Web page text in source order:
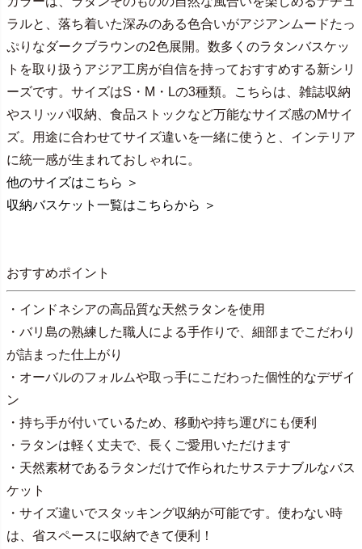
ラルと、落ち着いた深みのある色合いがアジアンムードたっ
ぷりなダークブラウンの2色展開。数多くのラタンバスケッ
トを取り扱うアジア工房が自信を持っておすすめする新シリ
ーズです。サイズはS・M・Lの3種類。こちらは、雑誌収納
やスリッパ収納、食品ストックなど万能なサイズ感のMサイ
ズ。用途に合わせてサイズ違いを一緒に使うと、インテリア
に統一感が生まれておしゃれに。
他のサイズはこちら ＞
収納バスケット一覧はこちらから ＞
おすすめポイント
・インドネシアの高品質な天然ラタンを使用
・バリ島の熟練した職人による手作りで、細部までこだわり
が詰まった仕上がり
・オーバルのフォルムや取っ手にこだわった個性的なデザイ
ン
・持ち手が付いているため、移動や持ち運びにも便利
・ラタンは軽く丈夫で、長くご愛用いただけます
・天然素材であるラタンだけで作られたサステナブルなバス
ケット
・サイズ違いでスタッキング収納が可能です。使わない時
は、省スペースに収納できて便利！